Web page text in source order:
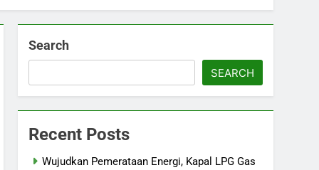
Search
SEARCH
Recent Posts
Wujudkan Pemerataan Energi, Kapal LPG Gas